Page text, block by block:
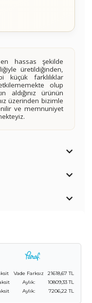
hassas şekilde
üretildiğinden,
farklılıklar
olup
aldığınız ürünün
üzerinden bizimle
ve memnuniyet
Vade Farksız
21618,67 TL
Aylık:
10809,33 TL
Aylık: 7206,22 TL